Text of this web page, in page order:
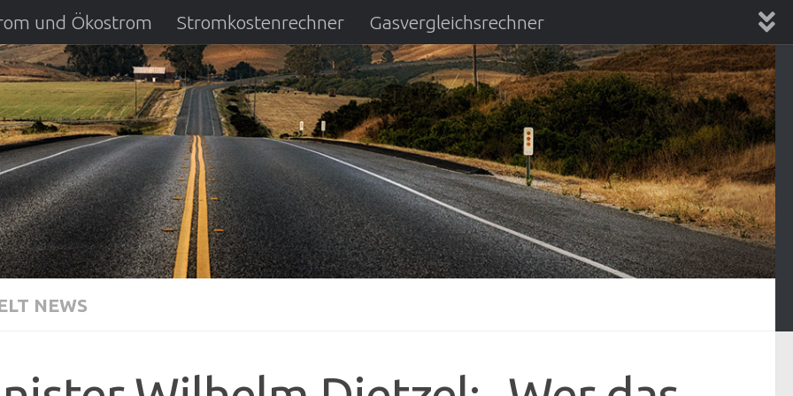
und Ökostrom Stromkostenrechner Gasvergleichsrechner
DSL Anbietervergleich Kreditvergleichsrechner
NEWS